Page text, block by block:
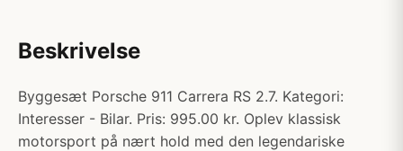
Beskrivelse
Byggesæt Porsche 911 Carrera RS 2.7. Kategori:
Interesser - Bilar. Pris: 995.00 kr. Oplev klassisk
motorsport på nært hold med den legendariske